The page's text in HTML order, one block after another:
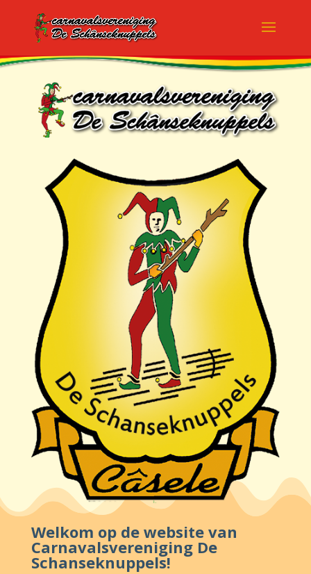
Welkom op de website van
Carnavalsvereniging De
Schanseknuppels!